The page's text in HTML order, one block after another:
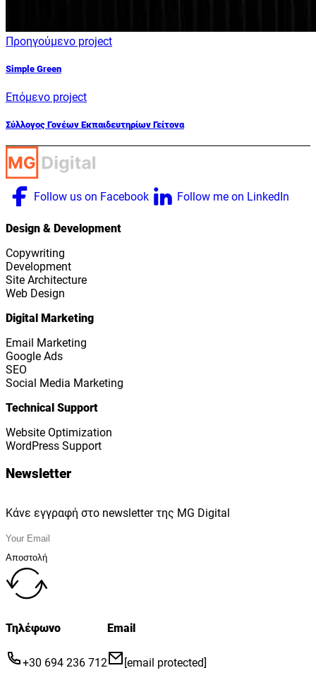
Προηγούμενο project
Simple Green
Επόμενο project
Σύλλογος Γονέων Εκπαιδευτηρίων Γείτονα
Follow us on Facebook Follow me on LinkedIn
Design & Development
Copywriting
Development
Site Architecture
Web Design
Digital Marketing
Email Marketing
Google Ads
SEO
Social Media Marketing
Technical Support
Website Optimization
WordPress Support
Newsletter
Κάνε εγγραφή στο newsletter της MG Digital
Αποστολή
Τηλέφωνο
+30 694 236 712
Email
[email protected]